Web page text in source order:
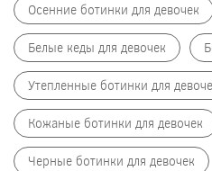
Осенние ботинки для девочек
Белые кеды для девочек
Утепленные ботинки для
Кожаные ботинки для девочек
Черные ботинки для девочек